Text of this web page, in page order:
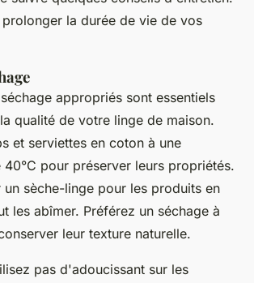
la durée de vie de vos
appropriés sont essentiels
qualité de votre linge de maison.
et serviettes en coton à une
40°C pour préserver leurs propriétés.
sèche-linge pour les produits en
les abîmer. Préférez un séchage à
leur texture naturelle.
pas d'adoucissant sur les